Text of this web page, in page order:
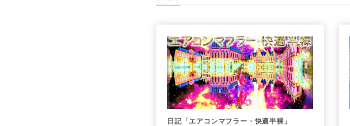
日記「エアコンマフラー・快適半裸」